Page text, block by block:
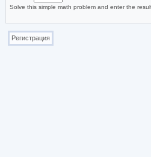
Solve this simple math problem and enter the